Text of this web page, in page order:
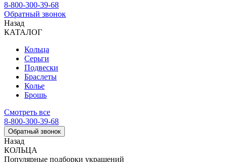
8-800-300-39-68
Обратный звонок
Назад
КАТАЛОГ
Кольца
Серьги
Подвески
Браслеты
Колье
Брошь
Смотреть все
8-800-300-39-68
Обратный звонок
Назад
КОЛЬЦА
Популярные подборки украшений